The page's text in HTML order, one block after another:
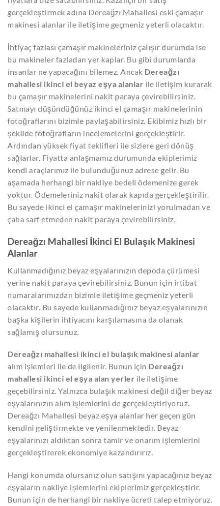
gerçekleştirmek adına Dereağzı Mahallesi eski çamaşır
makinesi alanlar ile iletişime geçmeniz yeterli olacaktır.
İhtiyaç fazlası çamaşır makineleriniz çalışır durumda ise
bu makineler fazladan yer kaplar. Bu gibi durumlarda
insanlar ne yapacağını bilemez. Ancak Dereağzı
mahallesi ikinci el beyaz eşya alanlar ile iletişim kurarak
bu çamaşır makinelerini nakit paraya çevirebilirsiniz.
Satmayı düşündüğünüz ikinci el çamaşır makinelerinin
fotoğraflarını bizimle paylaşabilirsiniz. Ekibimiz hızlı bir
şekilde fotoğrafların incelemelerini gerçekleştirir.
Ardından yüksek fiyat teklifleri ile sizlere geri dönüş
sağlarlar. Fiyatta anlaşmamız durumunda ekiplerimiz
kendi araçlarımız ile bulunduğunuz adrese gelir. Bu
aşamada herhangi bir nakliye bedeli ödemenize gerek
yoktur. Ödemeleriniz nakit olarak kapıda gerçekleştirilir.
Bu sayede ikinci el çamaşır makinelerinizi yorulmadan ve
çaba sarf etmeden nakit paraya çevirebilirsiniz.
Dereağzı Mahallesi İkinci El Bulaşık Makinesi
Alanlar
Kullanmadığınız beyaz eşyalarınızın depoda çürümesi
yerine nakit paraya çevirebilirsiniz. Bunun için irtibat
numaralarımızdan bizimle iletişime geçmeniz yeterli
olacaktır. Bu sayede kullanmadığınız beyaz eşyalarınızın
başka kişilerin ihtiyacını karşılamasına da olanak
sağlamış olursunuz.
Dereağzı mahallesi ikinci el bulaşık makinesi alanlar
alım işlemleri ile de ilgilenir. Bunun için Dereağzı
mahallesi ikinci el eşya alan yerler ile iletişime
geçebilirsiniz. Yalnızca bulaşık makinesi değil diğer beyaz
eşyalarınızın alım işlemlerini de gerçekleştiriyoruz.
Dereağzı Mahallesi beyaz eşya alanlar her geçen gün
kendini geliştirmekte ve yenilenmektedir. Beyaz
eşyalarınızı aldıktan sonra tamir ve onarım işlemlerini
gerçekleştirerek ekonomiye kazandırırız.
Hangi konumda olursanız olun satışını yapacağınız beyaz
eşyaların nakliye işlemlerini ekiplerimiz gerçekleştirir.
Bunun için de herhangi bir nakliye ücreti talep etmiyoruz.